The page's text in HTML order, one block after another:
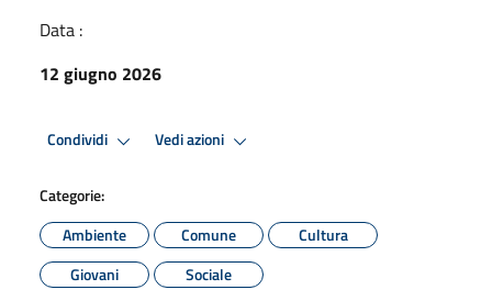
Data :
12 giugno 2026
Condividi Vedi azioni
Categorie:
Ambiente
Comune
Cultura
Giovani
Sociale